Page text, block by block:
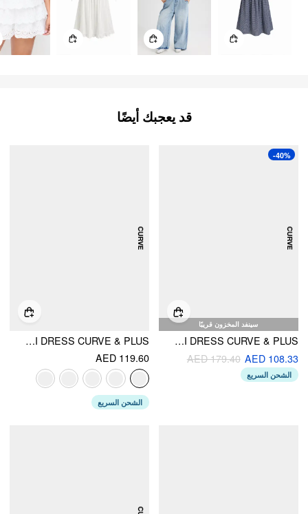
قد يعجبك أيضًا
سينفد المخزون قريبًا
-40%
CORDUROY SQUARE NECK SOLID BUTTON MINI DRESS CURVE & PLUS
AED 108.33
AED 179.40
الشحن السريع
V-NECK CHECK MINI DRESS CURVE & PLUS
AED 119.60
الشحن السريع